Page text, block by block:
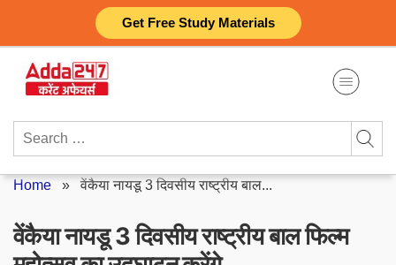
Get Free Study Materials
content
Search
Home »वेंकैया नायडू 3 दिवसीय राष्ट्रीय बाल...
वेंकैया नायडू 3 दिवसीय राष्ट्रीय बाल फिल्म